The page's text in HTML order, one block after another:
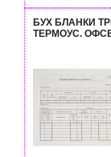
БУХ БЛАНКИ
ТЕРМОУС.